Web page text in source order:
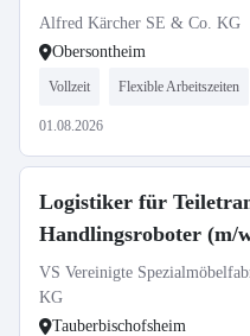
2027
Alfred Kärcher SE & Co. KG
Obersontheim
Vollzeit Flexible Arbeitszeiten
01.08.2026
Logistiker für
Handlingsroboter (m/
VS Vereinigte
KG
Tauberbischofsheim